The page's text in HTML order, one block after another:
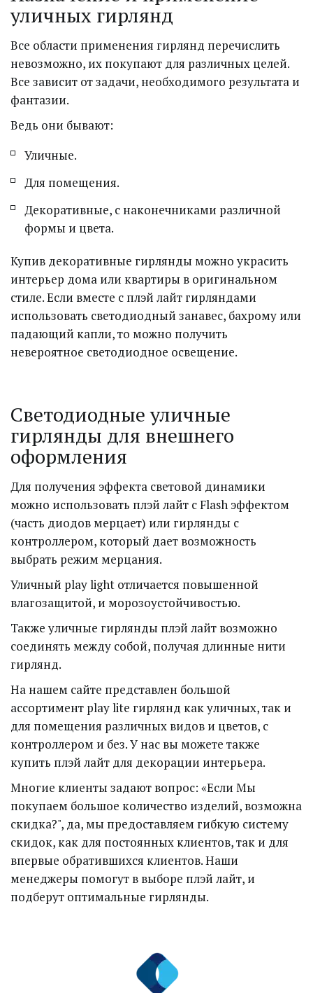
уличных гирлянд
Все области применения гирлянд перечислить
невозможно, их покупают для различных целей.
Все зависит от задачи, необходимого результата и
фантазии.
Ведь они бывают:
Уличные.
Для помещения.
Декоративные, с наконечниками различной
формы и цвета.
Купив декоративные гирлянды можно украсить
интерьер дома или квартиры в оригинальном
стиле. Если вместе с плэй лайт гирляндами
использовать светодиодный занавес, бахрому или
падающий капли, то можно получить
невероятное светодиодное освещение.
Светодиодные уличные
гирлянды для внешнего
оформления
Для получения эффекта световой динамики
можно использовать плэй лайт с Flash эффектом
(часть диодов мерцает) или гирлянды с
контроллером, который дает возможность
выбрать режим мерцания.
Уличный play light отличается повышенной
влагозащитой, и морозоустойчивостью.
Также уличные гирлянды плэй лайт возможно
соединять между собой, получая длинные нити
гирлянд.
На нашем сайте представлен большой
ассортимент play lite гирлянд как уличных, так и
для помещения различных видов и цветов, с
контроллером и без. У нас вы можете также
купить плэй лайт для декорации интерьера.
Многие клиенты задают вопрос: «Если Мы
покупаем большое количество изделий, возможна
скидка?", да, мы предоставляем гибкую систему
скидок, как для постоянных клиентов, так и для
впервые обратившихся клиентов. Наши
менеджеры помогут в выборе плэй лайт, и
подберут оптимальные гирлянды.